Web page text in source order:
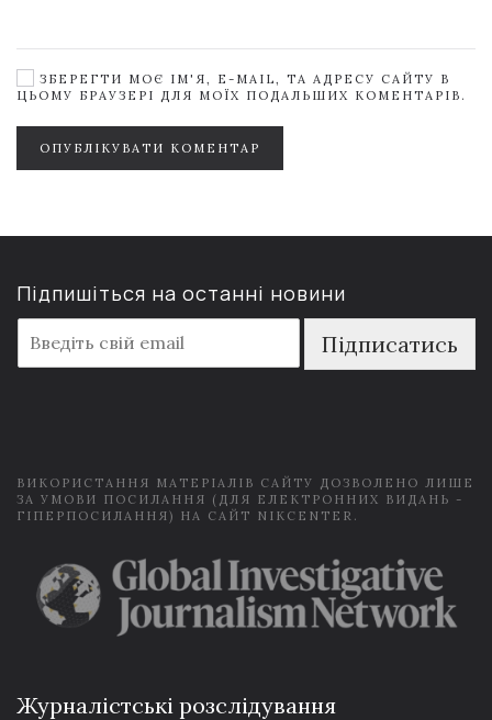
ЗБЕРЕГТИ МОЄ ІМ'Я, E-MAIL, ТА АДРЕСУ САЙТУ В
ЦЬОМУ БРАУЗЕРІ ДЛЯ МОЇХ ПОДАЛЬШИХ КОМЕНТАРІВ.
ОПУБЛІКУВАТИ КОМЕНТАР
Підпишіться на останні новини
m
a
Підписатись
ВИКОРИСТАННЯ МАТЕРІАЛІВ САЙТУ ДОЗВОЛЕНО ЛИШЕ
ЗА УМОВИ ПОСИЛАННЯ (ДЛЯ ЕЛЕКТРОННИХ ВИДАНЬ -
ГІПЕРПОСИЛАННЯ) НА САЙТ NIKCENTER.
Журналістські розслідування